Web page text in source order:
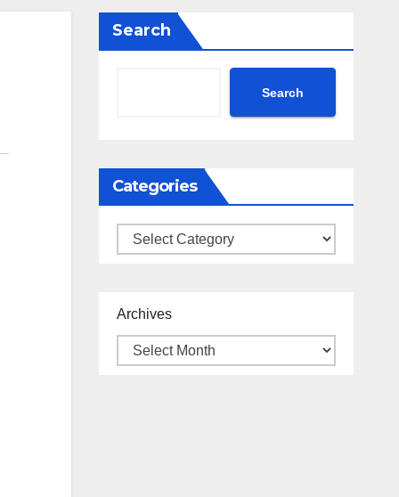
Search
Search
Categories
Categories
Archives